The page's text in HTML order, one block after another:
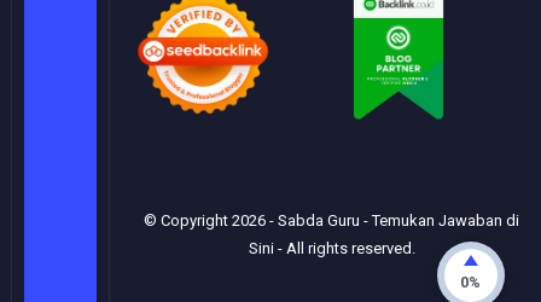
© Copyright2026 -Sabda Guru - Temukan Jawaban di
Sini- All rights reserved.
0%